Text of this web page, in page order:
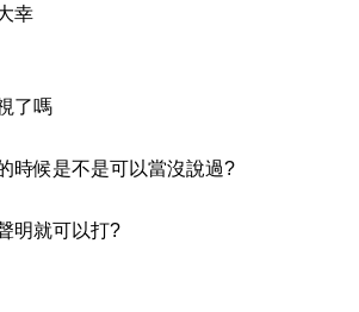
幸
了嗎
時候是不是可以當沒說過?
明就可以打?